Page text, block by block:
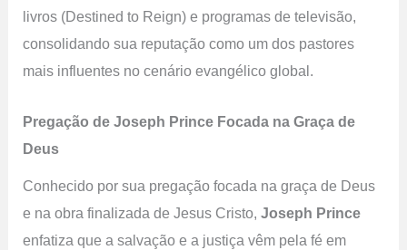
livros (Destined to Reign) e programas de televisão,
consolidando sua reputação como um dos pastores
mais influentes no cenário evangélico global.
Pregação de Joseph Prince Focada na Graça de
Deus
Conhecido por sua pregação focada na graça de Deus
e na obra finalizada de Jesus Cristo,Joseph Prince
enfatiza que a salvação e a justiça vêm pela fé em